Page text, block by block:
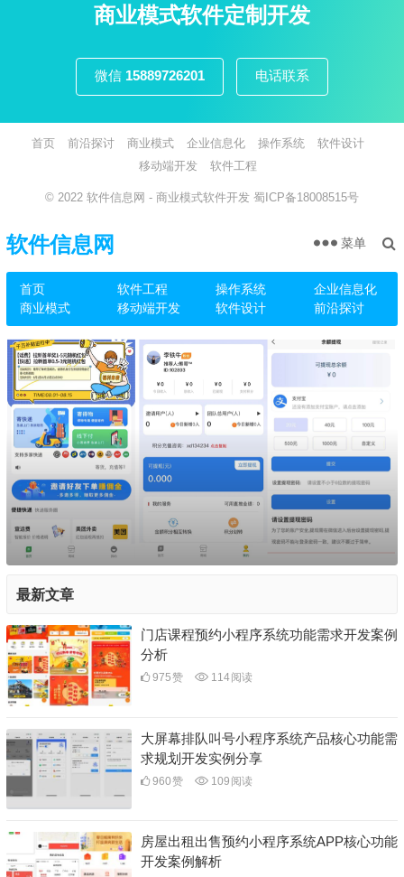
商业模式软件定制开发
微信 15889726201 电话联系
首页 前沿探讨 商业模式 企业信息化 操作系统
软件设计
移动端开发
软件工程
© 2022 软件信息网 - 商业模式软件开发 蜀ICP备18008515号
软件信息网
首页 软件工程 操作系统
企业信息化
商业模式
移动端开发 软件设计 前沿探讨
菜单
最新文章
门店课程预约小程序系统功能需求开发案例
分析
975赞 114阅读
大屏幕排队叫号小程序系统产品核心功能需
求规划开发实例分享
960赞 109 阅读
房屋出租出售预约小程序系统APP核心功能
开发案例解析